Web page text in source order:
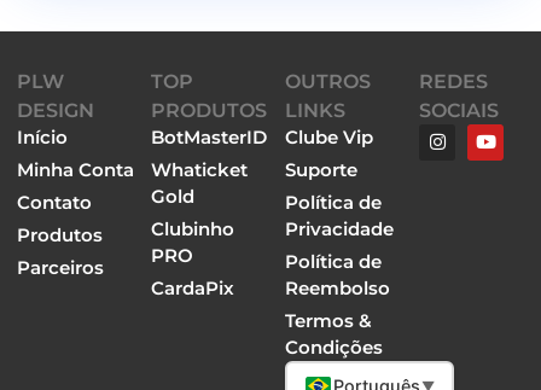
PLW
DESIGN
Início
Minha Conta
Contato
Produtos
Parceiros
TOP
PRODUTOS
BotMasterID
Whaticket
Gold
Clubinho
PRO
CardaPix
OUTROS
LINKS
Clube Vip
Suporte
Política de
Privacidade
Política de
Reembolso
Termos &
Condições
▼
REDES
SOCIAIS